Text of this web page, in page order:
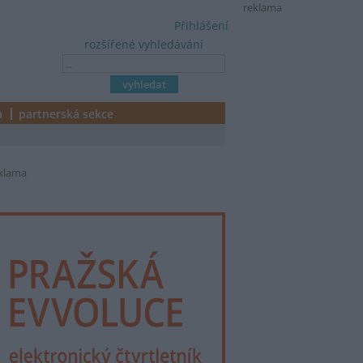
reklama
rozšířené vyhledávání
Přihlášení
partnerská sekce